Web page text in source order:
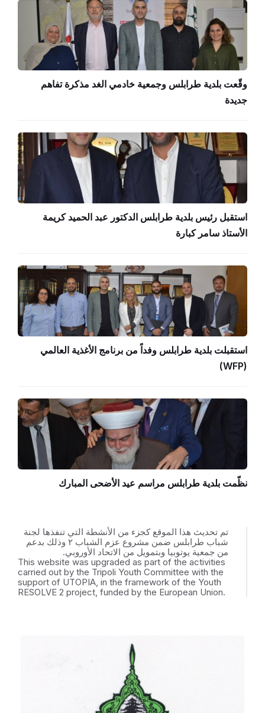
وقّعت بلدية طرابلس وجمعية خادمي الغد مذكرة تفاهم
جديدة
استقبل رئيس بلدية طرابلس الدكتور عبد الحميد كريمة
الأستاذ سامر كبارة
استقبلت بلدية طرابلس وفداً من برنامج الأغذية العالمي
(WFP)
نظّمت بلدية طرابلس مراسم عيد الأضحى المبارك
تم تحديث هذا الموقع كجزء من الأنشطة التي تنفذها لجنة
شباب طرابلس ضمن مشروع عزم الشباب ٢ وذلك بدعم
من جمعية يوتوبيا وبتمويل من الاتحاد الأوروبي.
This website was upgraded as part of the activities
carried out by the Tripoli Youth Committee with the
support of UTOPIA, in the framework of the Youth
RESOLVE 2 project, funded by the European Union.